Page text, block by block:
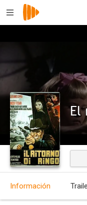
El
Información